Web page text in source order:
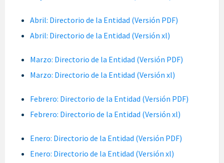
Abril: Directorio de la Entidad (Versión PDF)
Abril: Directorio de la Entidad (Versión xl)
Marzo: Directorio de la Entidad (Versión PDF)
Marzo: Directorio de la Entidad (Versión xl)
Febrero: Directorio de la Entidad (Versión PDF)
Febrero: Directorio de la Entidad (Versión xl)
Enero: Directorio de la Entidad (Versión PDF)
Enero: Directorio de la Entidad (Versión xl)